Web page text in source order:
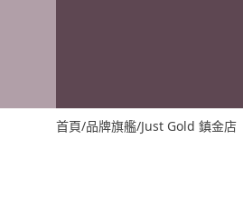
首頁/品牌旗艦/Just Gold 鎮金店